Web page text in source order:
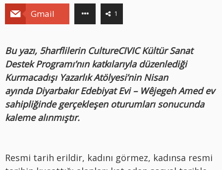
Gmail 1
Bu yazı, 5harflilerin CultureCIVIC Kültür Sanat
Destek Programı’nın katkılarıyla düzenlediği
Kurmacadışı Yazarlık Atölyesi’nin Nisan
ayında Diyarbakır Edebiyat Evi – Wêjegeh Amed ev
sahipliğinde gerçekleşen oturumları sonucunda
kaleme alınmıştır.
Resmi tarih erildir, kadını görmez, kadınsa resmi